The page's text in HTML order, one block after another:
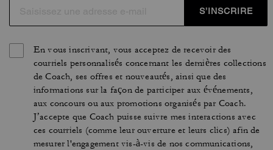
S’INSCRIRE
En vous inscrivant, vous acceptez de recevoir des
courriels personnalisés concernant les dernières collections
de Coach, ses offres et nouveautés, ainsi que des
informations sur la façon de participer aux événements,
aux concours ou aux promotions organisés par Coach.
J’accepte que Coach puisse suivre mes interactions avec
ces courriels (comme leur ouverture et leurs clics) afin de
mesurer l'engagement vis-à-vis de nos communications,